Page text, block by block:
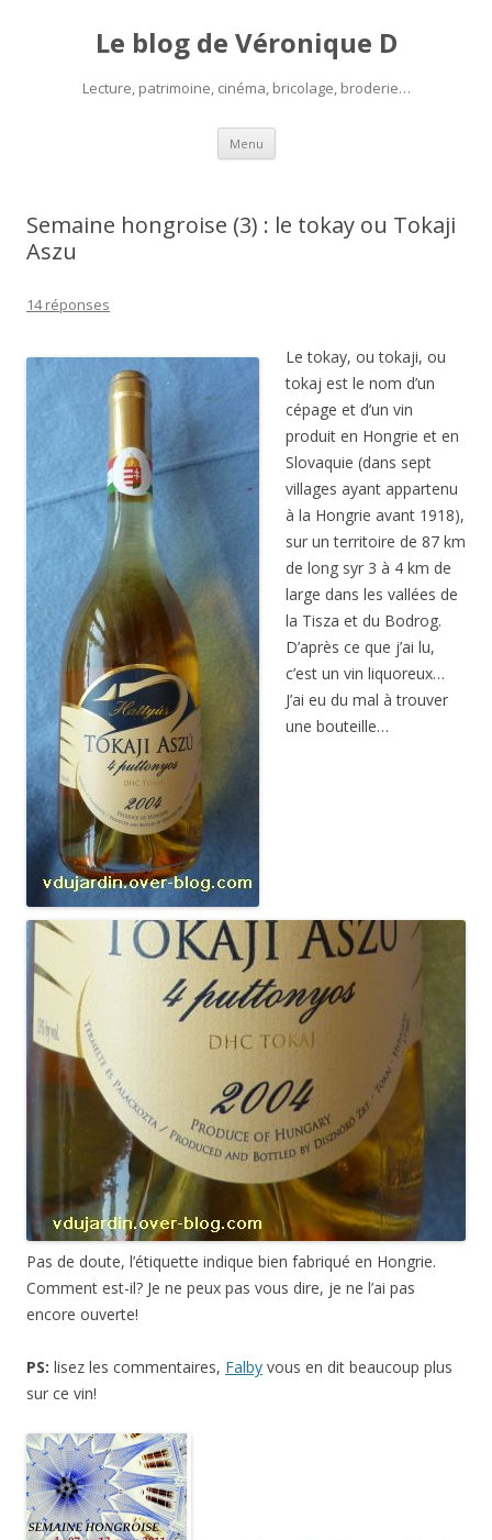
Le blog de Véronique D
Lecture, patrimoine, cinéma, bricolage, broderie…
Menu Aller
contenu
Semaine hongroise (3) : le tokay ou Tokaji
Aszu
14 réponses
Le tokay, ou tokaji, ou
tokaj est le nom d’un
cépage et d’un vin
produit en Hongrie et en
Slovaquie (dans sept
villages ayant appartenu
à la Hongrie avant 1918),
sur un territoire de 87 km
de long syr 3 à 4 km de
large dans les vallées de
la Tisza et du Bodrog.
D’après ce que j’ai lu,
c’est un vin liquoreux…
J’ai eu du mal à trouver
une bouteille…
Pas de doute, l’étiquette indique bien fabriqué en Hongrie.
Comment est-il? Je ne peux pas vous dire, je ne l’ai pas
encore ouverte!
PS: lisez les commentaires, Falby vous en dit beaucoup plus
sur ce vin!